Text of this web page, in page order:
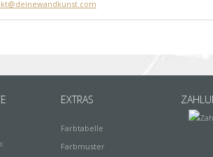
EXTRAS
Farbtabelle
Farbmuster